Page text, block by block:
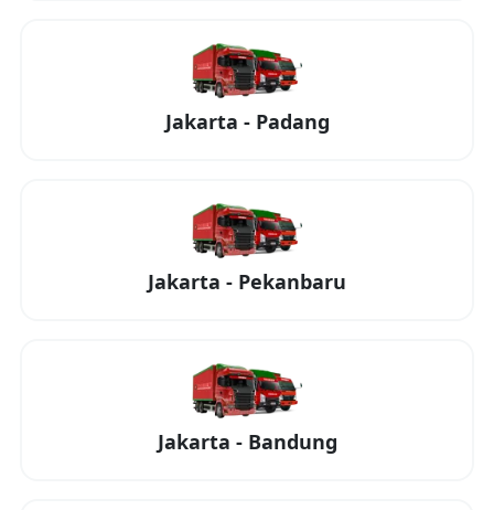
Jakarta - Padang
Jakarta - Pekanbaru
Jakarta - Bandung